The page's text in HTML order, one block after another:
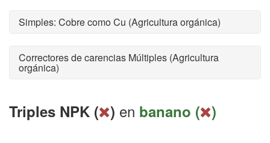
Simples: Cobre como Cu (Agricultura orgánica)
Correctores de carencias Múltiples (Agricultura
orgánica)
Triples NPK ( ) en banano ( )